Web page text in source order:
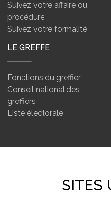
Suivez votre affaire ou
procédure
Suivez votre formalité
LE GREFFE
Fonctions du greffier
Conseil national des
greffiers
Liste électorale
SITES